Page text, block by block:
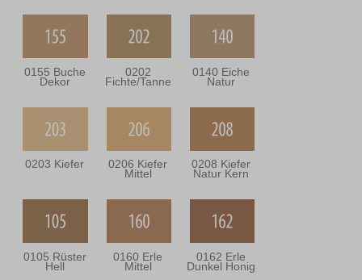
0155 Buche
Dekor
0202
Fichte/Tanne
0140 Eiche
Natur
0203 Kiefer 0206 Kiefer
Mittel
0208 Kiefer
Natur Kern
0105 Rüster
Hell
0160 Erle
Mittel
0162 Erle
Dunkel Honig